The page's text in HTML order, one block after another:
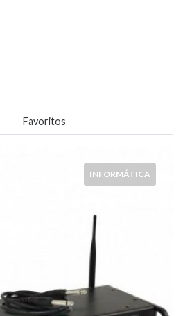
Favoritos
INFORMÁTICA